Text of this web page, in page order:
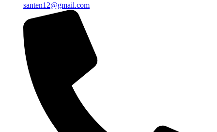
santen12@gmail.com